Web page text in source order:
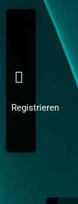
Registrieren